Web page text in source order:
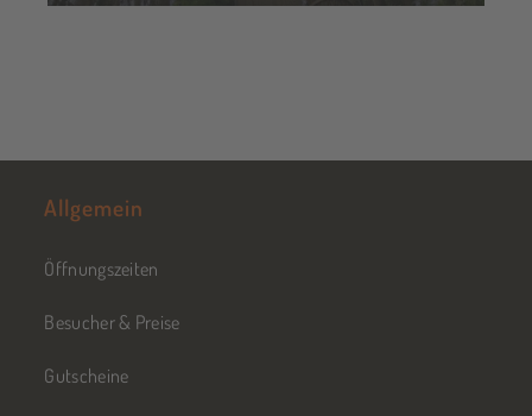
Allgemein
Öffnungszeiten
Besucher & Preise
Gutscheine